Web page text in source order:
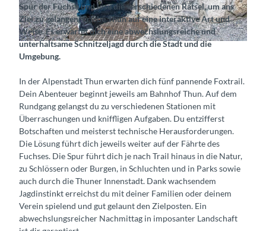
© Foxtrail Thun, Interlaken Tourismus |CC-BY-SA
Spur der Füchse und löse die verschiedenen Rätsel, um ans
Ziel zu gelangen. Erlebe Thun auf eine interaktive Art und
Weise. Es erwartet dich eine abwechslungsreiche und
unterhaltsame Schnitzeljagd durch die Stadt und die
Umgebung.
In der Alpenstadt Thun erwarten dich fünf pannende Foxtrail.
Dein Abenteuer beginnt jeweils am Bahnhof Thun. Auf dem
Rundgang gelangst du zu verschiedenen Stationen mit
Überraschungen und kniffligen Aufgaben. Du entzifferst
Botschaften und meisterst technische Herausforderungen.
Die Lösung führt dich jeweils weiter auf der Fährte des
Fuchses. Die Spur führt dich je nach Trail hinaus in die Natur,
zu Schlössern oder Burgen, in Schluchten und in Parks sowie
auch durch die Thuner Innenstadt. Dank wachsendem
Jagdinstinkt erreichst du mit deiner Familien oder deinem
Verein spielend und gut gelaunt den Zielposten. Ein
abwechslungsreicher Nachmittag in imposanter Landschaft